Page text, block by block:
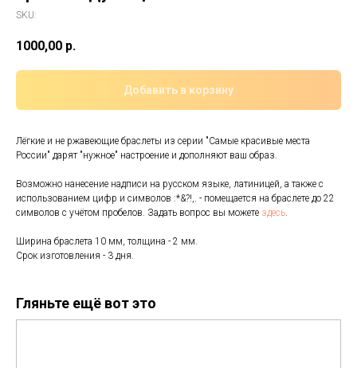
SKU:
1000,00 р.
Добавить в корзину
Лёгкие и не ржавеющие браслеты из серии "Самые красивые места
России" дарят "нужное" настроение и дополняют ваш образ.
Возможно нанесение надписи на русском языке, латиницей, а также с
использованием цифр и символов :*&?!,. - помещается на браслете до 22
символов с учётом пробелов. Задать вопрос вы можете здесь.
Ширина браслета 10 мм, толщина - 2 мм.
Срок изготовления - 3 дня.
Гляньте ещё вот это